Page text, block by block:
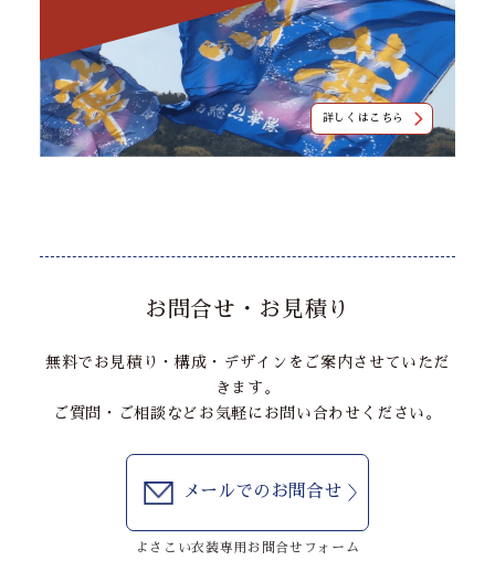
詳しくはこちら
お問合せ・お見積り
無料でお見積り・構成・デザインをご案内させていただ
きます。
ご質問・ご相談などお気軽にお問い合わせください。
メールでのお問合せ
よさこい衣装専用お問合せフォーム